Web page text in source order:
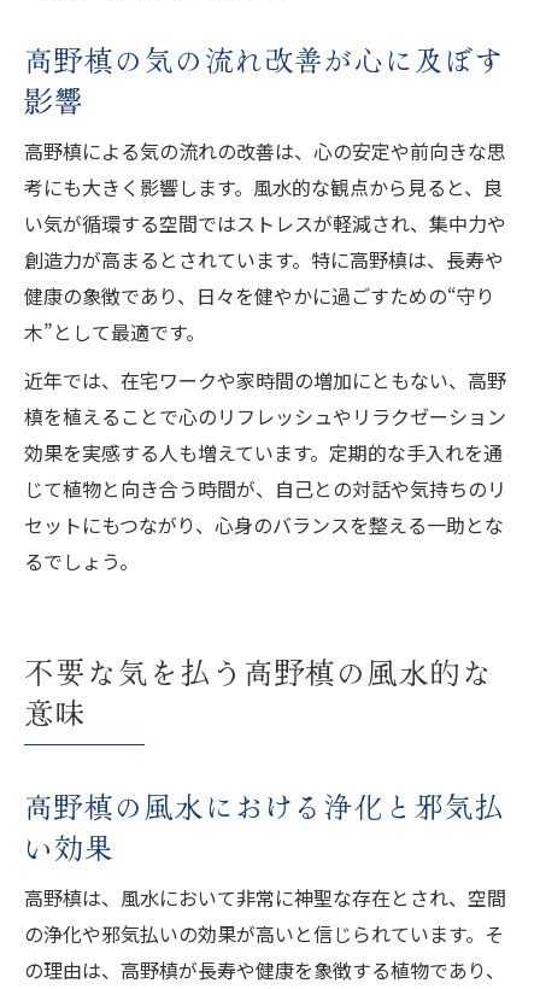
高野槙の気の流れ改善が心に及ぼす
影響
高野槙による気の流れの改善は、心の安定や前向きな思
考にも大きく影響します。風水的な観点から見ると、良
い気が循環する空間ではストレスが軽減され、集中力や
創造力が高まるとされています。特に高野槙は、長寿や
健康の象徴であり、日々を健やかに過ごすための“守り
木”として最適です。
近年では、在宅ワークや家時間の増加にともない、高野
槙を植えることで心のリフレッシュやリラクゼーション
効果を実感する人も増えています。定期的な手入れを通
じて植物と向き合う時間が、自己との対話や気持ちのリ
セットにもつながり、心身のバランスを整える一助とな
るでしょう。
不要な気を払う高野槙の風水的な
意味
高野槙の風水における浄化と邪気払
い効果
高野槙は、風水において非常に神聖な存在とされ、空間
の浄化や邪気払いの効果が高いと信じられています。そ
の理由は、高野槙が長寿や健康を象徴する植物であり、